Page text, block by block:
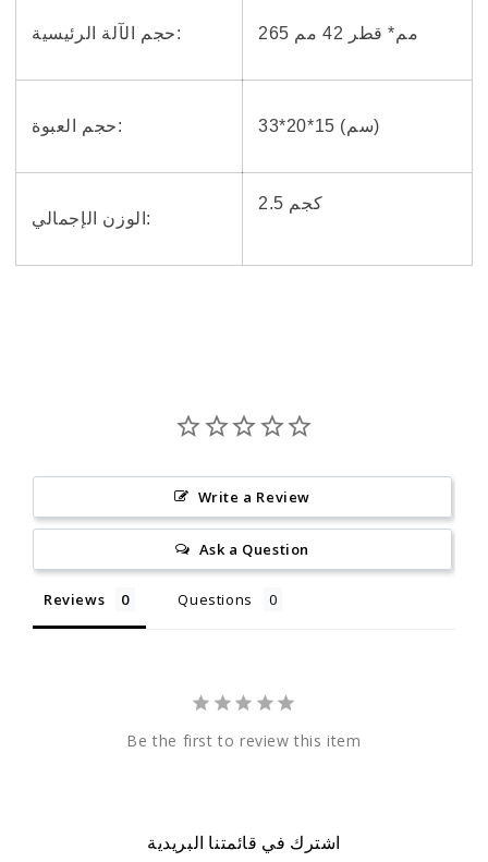
حجم الآلة الرئيسية: 265 مم* قطر 42 مم
حجم العبوة: 33*20*15 (سم)
الوزن الإجمالي:
2.5 كجم
Write a Review
Ask a Question
Reviews Questions
Be the first to review this item
اشترك في قائمتنا البريدية